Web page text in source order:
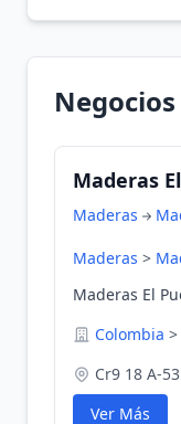
Maderas
Maderas
Maderas >
Maderas El
Colombia >
Cr9 18 A-
Ver Más